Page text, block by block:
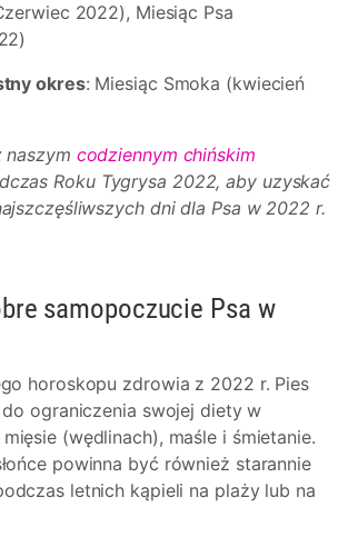
2022), Miesiąc Psa
okres: Miesiąc Smoka (kwiecień
naszym codziennym chińskim
Roku Tygrysa 2022, aby uzyskać
dni dla Psa w 2022 r.
samopoczucie Psa w
horoskopu zdrowia z 2022 r. Pies
ograniczenia swojej diety w
(wędlinach), maśle i śmietanie.
powinna być również starannie
letnich kąpieli na plaży lub na